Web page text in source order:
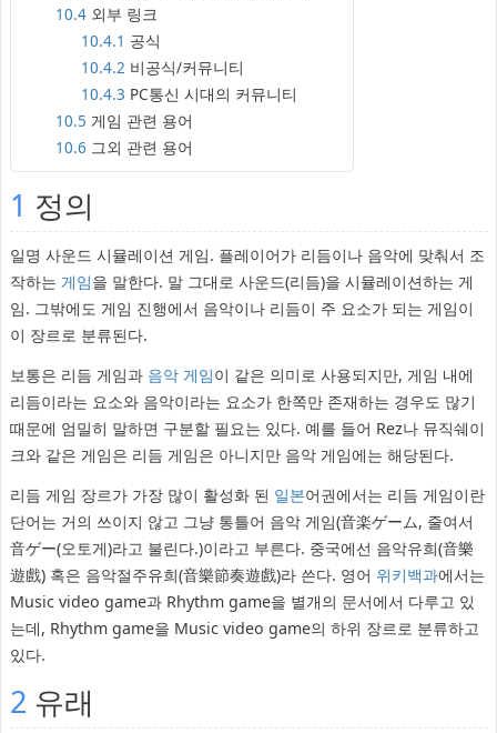
10.4 외부 링크
10.4.1 공식
10.4.2 비공식/커뮤니티
10.4.3 PC통신 시대의 커뮤니티
10.5 게임 관련 용어
10.6 그외 관련 용어
1 정의
일명 사운드 시뮬레이션 게임. 플레이어가 리듬이나 음악에 맞춰서 조
작하는 게임을 말한다. 말 그대로 사운드(리듬)을 시뮬레이션하는 게
임. 그밖에도 게임 진행에서 음악이나 리듬이 주 요소가 되는 게임이
이 장르로 분류된다.
보통은 리듬 게임과 음악 게임이 같은 의미로 사용되지만, 게임 내에
리듬이라는 요소와 음악이라는 요소가 한쪽만 존재하는 경우도 많기
때문에 엄밀히 말하면 구분할 필요는 있다. 예를 들어 Rez나 뮤직쉐이
크와 같은 게임은 리듬 게임은 아니지만 음악 게임에는 해당된다.
리듬 게임 장르가 가장 많이 활성화 된 일본어권에서는 리듬 게임이란
단어는 거의 쓰이지 않고 그냥 통틀어 음악 게임(音楽ゲーム, 줄여서
音ゲー(오토게)라고 불린다.)이라고 부른다. 중국에선 음악유희(音樂
遊戲) 혹은 음악절주유희(音樂節奏遊戲)라 쓴다. 영어 위키백과에서는
Music video game과 Rhythm game을 별개의 문서에서 다루고 있
는데, Rhythm game을 Music video game의 하위 장르로 분류하고
있다.
2 유래